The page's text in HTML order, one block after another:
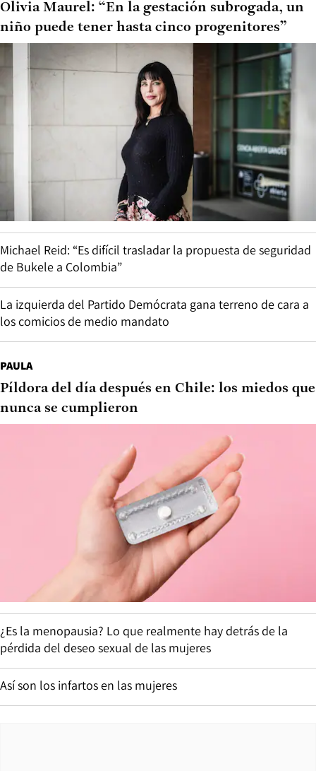
Olivia Maurel: “En la gestación subrogada, un
niño puede tener hasta cinco progenitores”
Michael Reid: “Es difícil trasladar la propuesta de seguridad
de Bukele a Colombia”
La izquierda del Partido Demócrata gana terreno de cara a
los comicios de medio mandato
PAULA
Píldora del día después en Chile: los miedos que
nunca se cumplieron
¿Es la menopausia? Lo que realmente hay detrás de la
pérdida del deseo sexual de las mujeres
Así son los infartos en las mujeres